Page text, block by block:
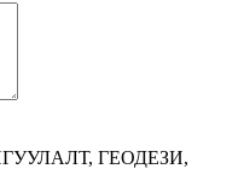
ГЕОДЕЗИ,